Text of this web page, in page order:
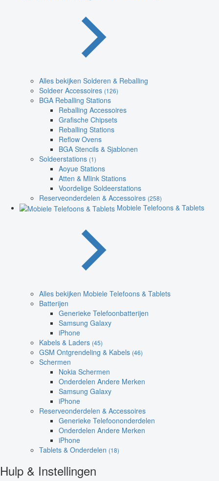
Alles bekijken Solderen & Reballing
Soldeer Accessoires (126)
BGA Reballing Stations
Reballing Accessoires
Grafische Chipsets
Reballing Stations
Reflow Ovens
BGA Stencils & Sjablonen
Soldeerstations (1)
Aoyue Stations
Atten & Mlink Stations
Voordelige Soldeerstations
Reserveonderdelen & Accessoires (258)
Mobiele Telefoons & Tablets
Alles bekijken Mobiele Telefoons & Tablets
Batterijen
Generieke Telefoonbatterijen
Samsung Galaxy
iPhone
Kabels & Laders (45)
GSM Ontgrendeling & Kabels (46)
Schermen
Nokia Schermen
Onderdelen Andere Merken
Samsung Galaxy
iPhone
Reserveonderdelen & Accessoires
Generieke Telefoononderdelen
Onderdelen Andere Merken
iPhone
Tablets & Onderdelen (18)
Hulp & Instellingen